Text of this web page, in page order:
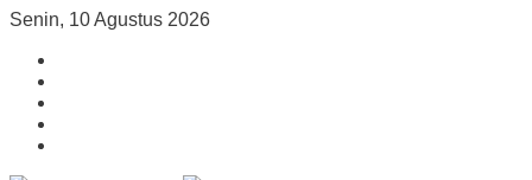
Senin, 10 Agustus 2026